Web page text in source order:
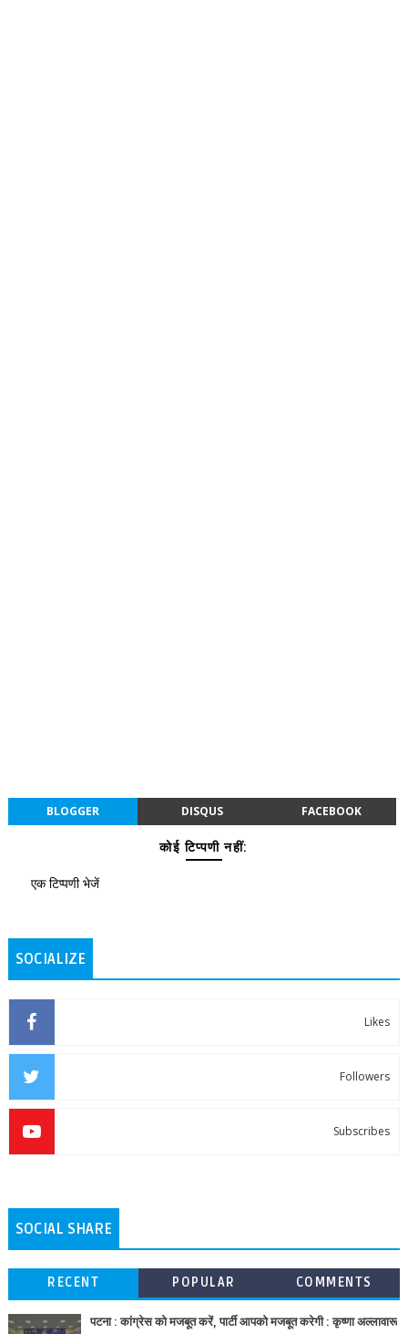
BLOGGER DISQUS FACEBOOK
कोई टिप्पणी नहीं:
एक टिप्पणी भेजें
SOCIALIZE
Likes
Followers
Subscribes
SOCIAL SHARE
RECENT POPULAR COMMENTS
पटना : कांग्रेस को मजबूत करें, पार्टी आपको मजबूत करेगी : कृष्णा अल्लावारू